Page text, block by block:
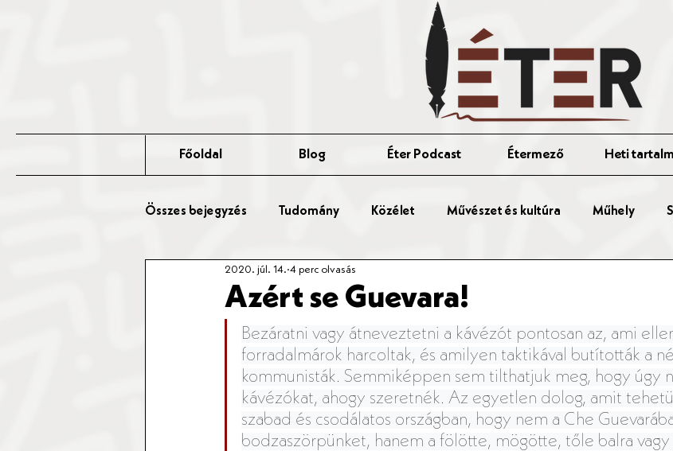
Főoldal Blog Éter Podcast Étermező Heti
Összes bejegyzés Tudomány Közélet Művészet és kultúra Műhely
Érted Talks Affér Vitaest
Azért se Guevara!
2020. júl. 14. 4 perc olvasás
Bezáratni vagy átneveztetni a kávézót pontosan az, ami
forradalmárok harcoltak, és amilyen taktikával butították a
kommunisták. Semmiképpen sem tilthatjuk meg, hogy úgy
kávézókat, ahogy szeretnék. Az egyetlen dolog, amit
szabad és csodálatos országban, hogy nem a Che
bodzaszörpünket, hanem a fölötte, mögötte, tőle balra